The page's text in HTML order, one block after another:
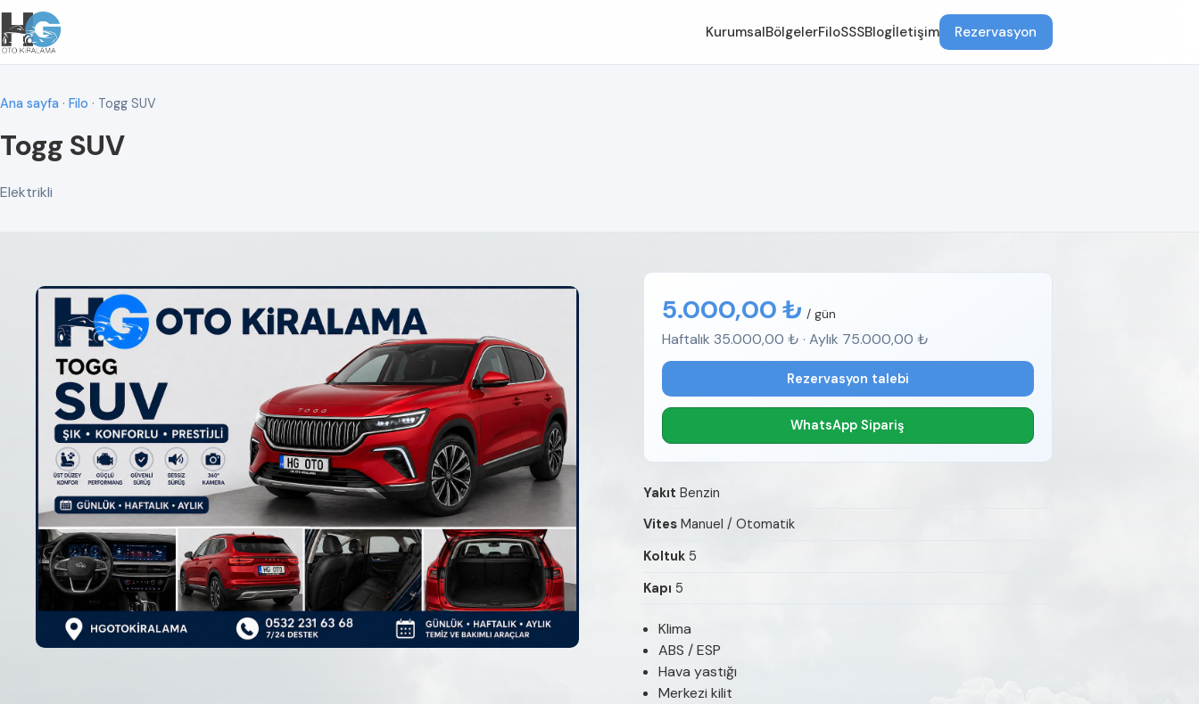
KurumsalBölgelerFiloSSSBlogİletişim Rezervasyon
Ana sayfa · Filo · Togg SUV
Togg SUV
Elektrikli
5.000,00 ₺ / gün
Haftalık 35.000,00 ₺ · Aylık 75.000,00 ₺
Rezervasyon talebi
WhatsApp Sipariş
Yakıt Benzin
VitesManuel / Otomatik
Koltuk5
Kapı 5
Klima
ABS / ESP
Hava yastığı
Merkezi kilit